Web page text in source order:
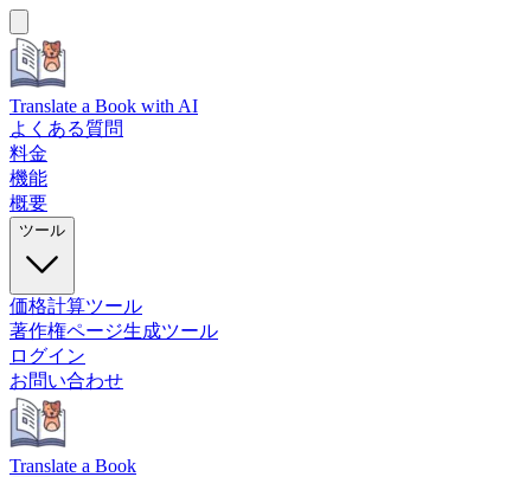
Translate a Book with AI
よくある質問
料金
機能
概要
ツール
価格計算ツール
著作権ページ生成ツール
ログイン
お問い合わせ
Translate a Book